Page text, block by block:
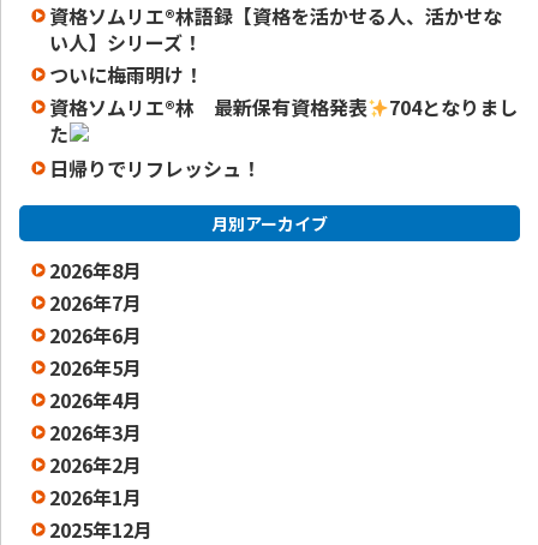
資格ソムリエ®️林語録【資格を活かせる人、活かせな
い人】シリーズ！
ついに梅雨明け！
資格ソムリエ®️林 最新保有資格発表
704となりまし
た
日帰りでリフレッシュ！
月別アーカイブ
2026年8月
2026年7月
2026年6月
2026年5月
2026年4月
2026年3月
2026年2月
2026年1月
2025年12月